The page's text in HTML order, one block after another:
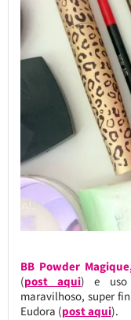
BB Powder
(post aqui) e uso
maravilhoso, super
Eudora (post aqui).